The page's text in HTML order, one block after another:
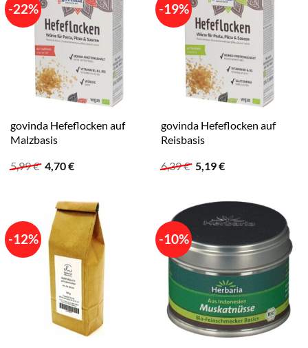
-22%
govinda Hefeflocken auf
Malzbasis
5,99€ Ursprünglicher
Preis
5,99 €
4,70€Aktueller
4,70 €.
-19%
govinda Hefeflocken auf
Reisbasis
6,39€ Ursprünglicher
Preis
6,39 €
5,19€Aktueller
5,19 €.
-12% -10%